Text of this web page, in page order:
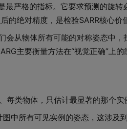
最严格的指标。它要求预测的旋转
的绝对精度，是检验SARR核心价
会从物体所有可能的对称姿态中
主要衡量方法在“视觉正确”上的
每类物体，只估计最显著的那个实
图中所有可见实例的姿态，这涉及